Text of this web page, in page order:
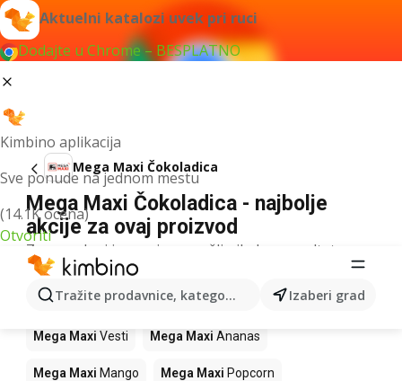
Aktuelni katalozi uvek pri ruci
Dodajte u Chrome – BESPLATNO
Kimbino aplikacija
Sve ponude na jednom mestu
(14.1K ocena)
Otvoriti
Tražite prodavnice, kategorije, proizvode...Izaberi grad
Mega Maxi Čokoladica
Mega Maxi Čokoladica - najbolje
akcije za ovaj proizvod
Za navedeni izraz nismo našli nikakav rezultat.
Drugi proizvodi u prodavnicama Mega
Maxi
Mega Maxi Vesti Mega Maxi Ananas
Mega Maxi Mango Mega Maxi Popcorn